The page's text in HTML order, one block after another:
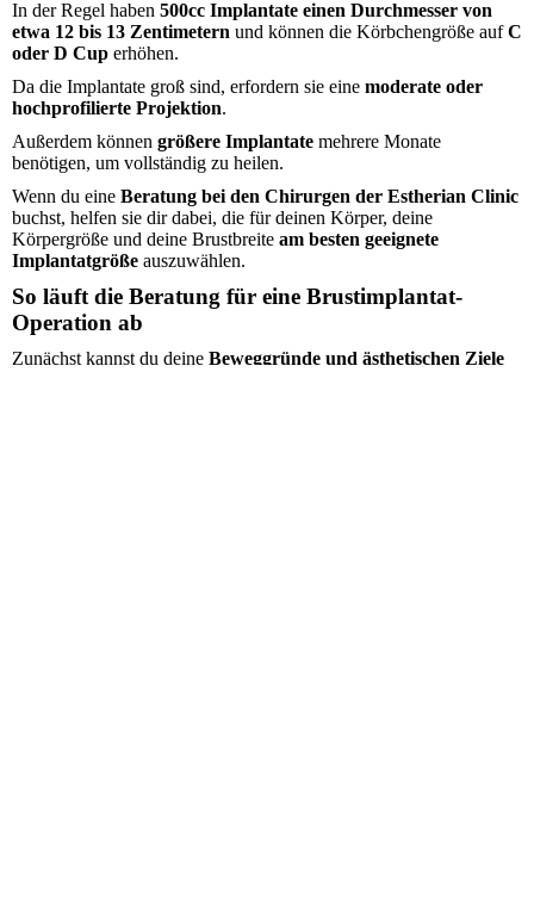
In der Regel haben 500cc Implantate einen Durchmesser von
etwa 12 bis 13 Zentimetern und können die Körbchengröße aufC
oder D Cup erhöhen.
Da die Implantate groß sind, erfordern sie eine moderate oder
hochprofilierte Projektion.
Außerdem können größere Implantate mehrere Monate
benötigen, um vollständig zu heilen.
Wenn du eine Beratung bei den Chirurgen der Estherian Clinic
buchst, helfen sie dir dabei, die für deinen Körper, deine
Körpergröße und deine Brustbreite am besten geeignete
Implantatgröße auszuwählen.
So läuft die Beratung für eine Brustimplantat-
Operation ab
Zunächst kannst du deine Beweggründe und ästhetischen Ziele